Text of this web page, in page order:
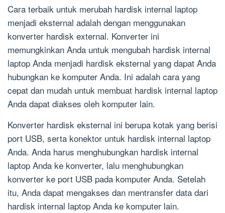
Cara terbaik untuk merubah hardisk internal laptop
menjadi eksternal adalah dengan menggunakan
konverter hardisk external. Konverter ini
memungkinkan Anda untuk mengubah hardisk internal
laptop Anda menjadi hardisk eksternal yang dapat Anda
hubungkan ke komputer Anda. Ini adalah cara yang
cepat dan mudah untuk membuat hardisk internal laptop
Anda dapat diakses oleh komputer lain.
Konverter hardisk eksternal ini berupa kotak yang berisi
port USB, serta konektor untuk hardisk internal laptop
Anda. Anda harus menghubungkan hardisk internal
laptop Anda ke konverter, lalu menghubungkan
konverter ke port USB pada komputer Anda. Setelah
itu, Anda dapat mengakses dan mentransfer data dari
hardisk internal laptop Anda ke komputer lain.